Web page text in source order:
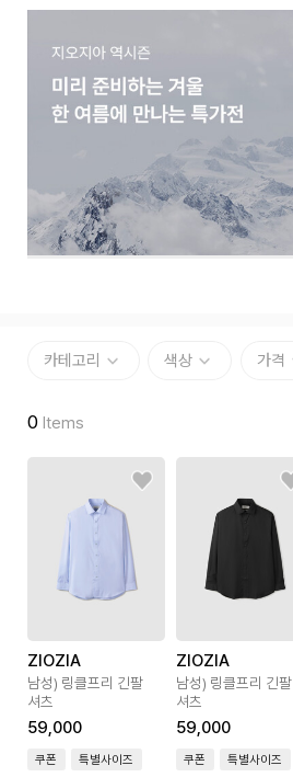
카테고리 색상 가격
0 Items
ZIOZIA
남성) 링클프리 긴팔
셔츠
59,000
쿠폰 특별사이즈
ZIOZIA
남성) 링클프리 긴팔
셔츠
59,000
쿠폰 특별사이즈